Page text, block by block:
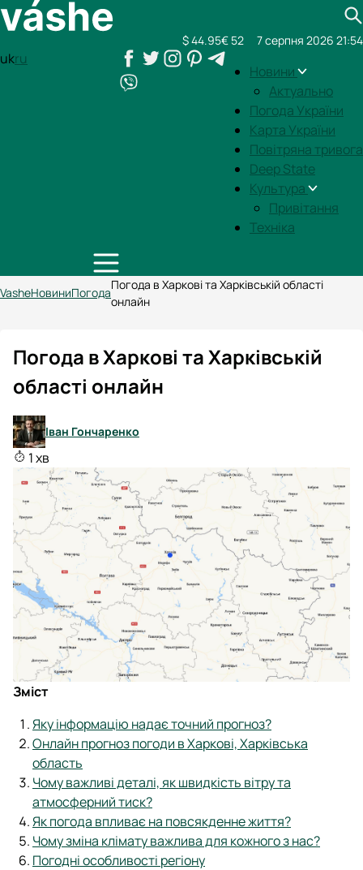
ukru
Новини
Актуально
Погода України
Карта України
Повітряна тривога
Deep State
Культура
Привітання
Техніка
$ 44.95€ 52 7 серпня 2026 21:54
VasheНовиниПогода
Погода в Харкові та Харківській області
онлайн
Погода в Харкові та Харківській
області онлайн
Іван Гончаренко
1 хв
Зміст
Яку інформацію надає точний прогноз?
Онлайн прогноз погоди в Харкові, Харківська
область
Чому важливі деталі, як швидкість вітру та
атмосферний тиск?
Як погода впливає на повсякденне життя?
Чому зміна клімату важлива для кожного з нас?
Погодні особливості регіону